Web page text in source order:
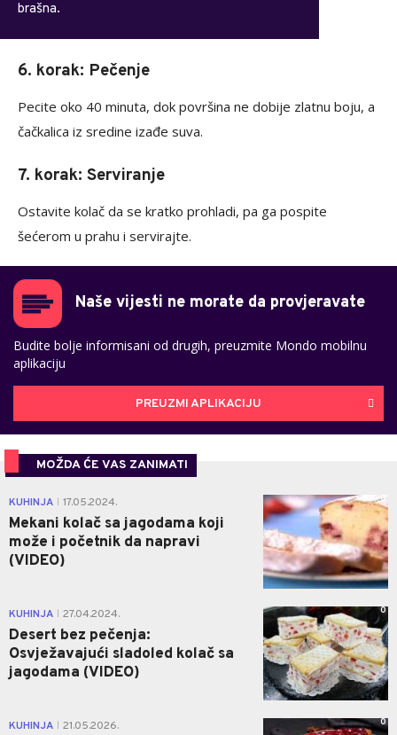
brašna.
6. korak: Pečenje
Pecite oko 40 minuta, dok površina ne dobije zlatnu boju, a
čačkalica iz sredine izađe suva.
7. korak: Serviranje
Ostavite kolač da se kratko prohladi, pa ga pospite
šećerom u prahu i servirajte.
Naše vijesti ne morate da provjeravate
Budite bolje informisani od drugih, preuzmite Mondo mobilnu
aplikaciju
PREUZMI APLIKACIJU
MOŽDA ĆE VAS ZANIMATI
KUHINJA 17.05.2024.
Mekani kolač sa jagodama koji
može i početnik da napravi
(VIDEO)
0
KUHINJA 27.04.2024.
Desert bez pečenja:
Osvježavajući sladoled kolač sa
jagodama (VIDEO)
0
KUHINJA 21.05.2026. 0